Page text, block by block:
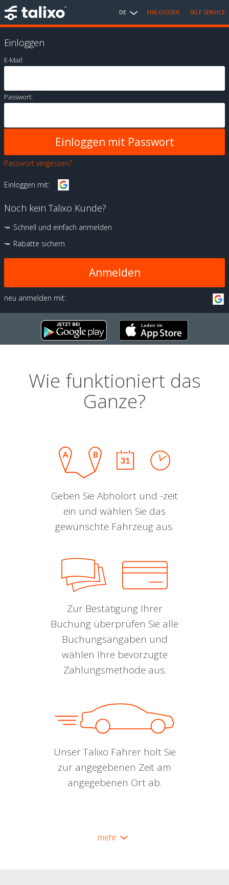
DE EINLOGGEN SELF SERVICE
Einloggen
E-Mail:
Passwort:
Passwort vergessen?
Einloggen mit:
Noch kein Talixo Kunde?
Schnell und einfach anmelden
Rabatte sichern
Anmelden
neu anmelden mit:
Wie funktioniert das
Ganze?
Geben Sie Abholort und -zeit
ein und wählen Sie das
gewünschte Fahrzeug aus.
Zur Bestätigung Ihrer
Buchung überprüfen Sie alle
Buchungsangaben und
wählen Ihre bevorzugte
Zahlungsmethode aus.
Unser Talixo Fahrer holt Sie
zur angegebenen Zeit am
angegebenen Ort ab.
mehr